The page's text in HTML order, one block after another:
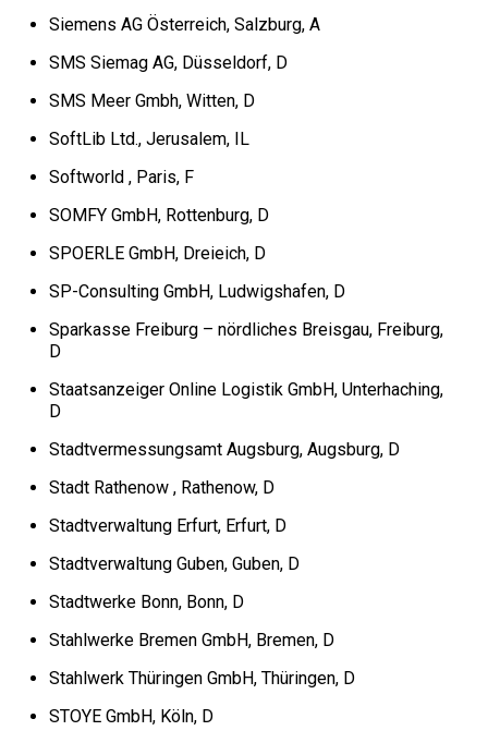
Siemens AG Österreich, Salzburg, A
SMS Siemag AG, Düsseldorf, D
SMS Meer Gmbh, Witten, D
SoftLib Ltd., Jerusalem, IL
Softworld , Paris, F
SOMFY GmbH, Rottenburg, D
SPOERLE GmbH, Dreieich, D
SP-Consulting GmbH, Ludwigshafen, D
Sparkasse Freiburg – nördliches Breisgau, Freiburg,
D
Staatsanzeiger Online Logistik GmbH, Unterhaching,
D
Stadtvermessungsamt Augsburg, Augsburg, D
Stadt Rathenow , Rathenow, D
Stadtverwaltung Erfurt, Erfurt, D
Stadtverwaltung Guben, Guben, D
Stadtwerke Bonn, Bonn, D
Stahlwerke Bremen GmbH, Bremen, D
Stahlwerk Thüringen GmbH, Thüringen, D
STOYE GmbH, Köln, D